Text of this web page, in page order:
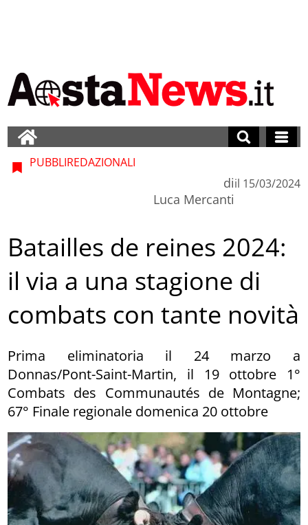
PUBBLIREDAZIONALI
di
Luca Mercanti
il 15/03/2024
Batailles de reines 2024:
il via a una stagione di
combats con tante novità
Prima eliminatoria il 24 marzo a
Donnas/Pont-Saint-Martin, il 19 ottobre 1°
Combats des Communautés de Montagne;
67° Finale regionale domenica 20 ottobre